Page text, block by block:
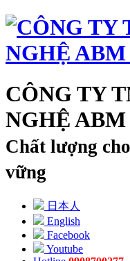
CÔNG TY
NGHỆ
Chất lượng
vững
日本人
English
Facebook
Youtube